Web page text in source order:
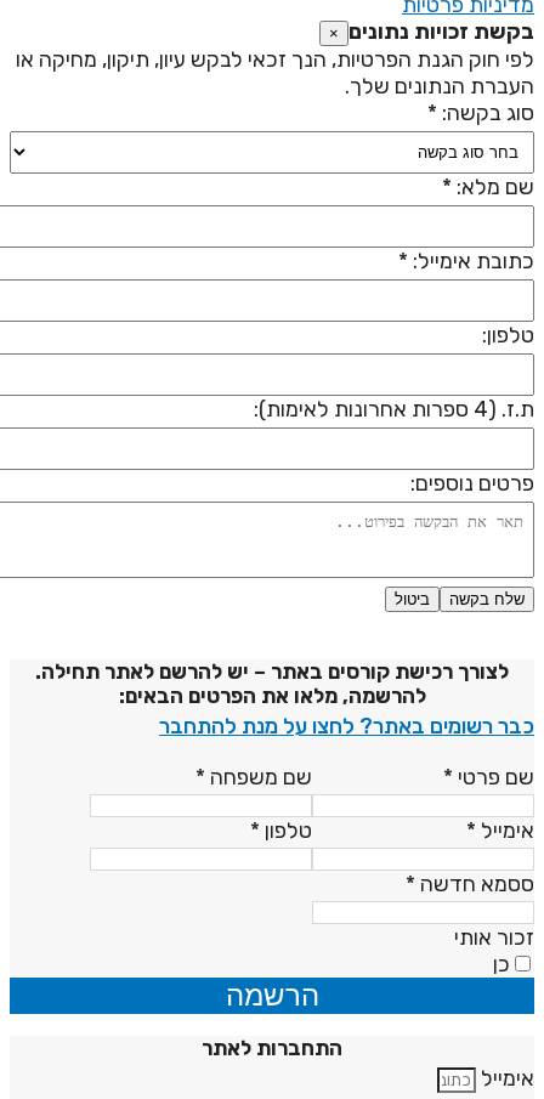
זכויות נתונים ×
חוק הגנת הפרטיות, הנך זכאי לבקש עיון, תיקון, מחיקה או
הנתונים שלך.
בקשה: *
מלא: *
אימייל: *
ספרות אחרונות לאימות):
נוספים:
שלח בקשה ביטול
לצורך רכישת קורסים באתר – יש להרשם לאתר תחילה.
להרשמה, מלאו את הפרטים הבאים:
רשומים באתר? לחצו על מנת להתחבר
פרטי* שם משפחה*
* טלפון*
חדשה*
אותי
כן
הרשמה
התחברות לאתר